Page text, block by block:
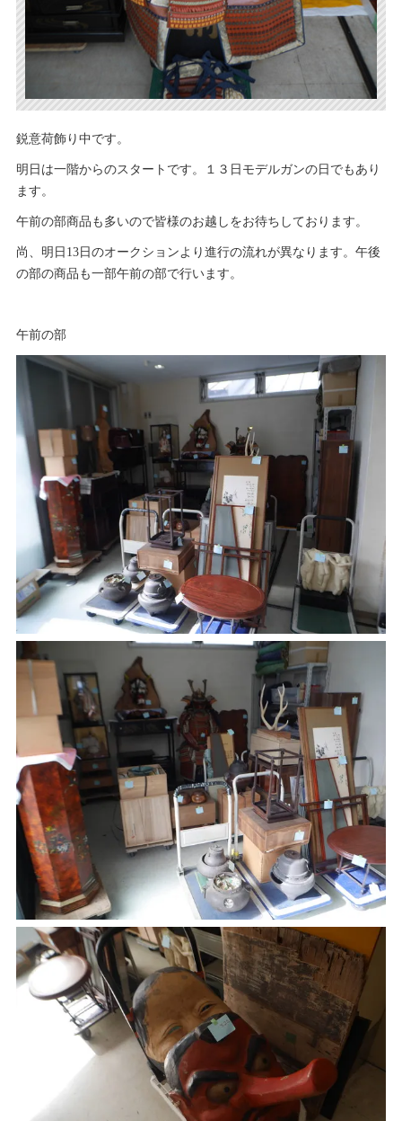
鋭意荷飾り中です。
明日は一階からのスタートです。１３日モデルガンの日でもあり
ます。
午前の部商品も多いので皆様のお越しをお待ちしております。
尚、明日13日のオークションより進行の流れが異なります。午後
の部の商品も一部午前の部で行います。
午前の部